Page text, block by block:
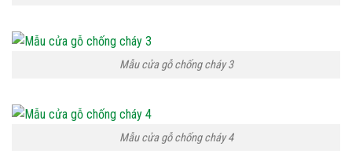
Mẫu cửa gỗ chống cháy 3
Mẫu cửa gỗ chống cháy 4